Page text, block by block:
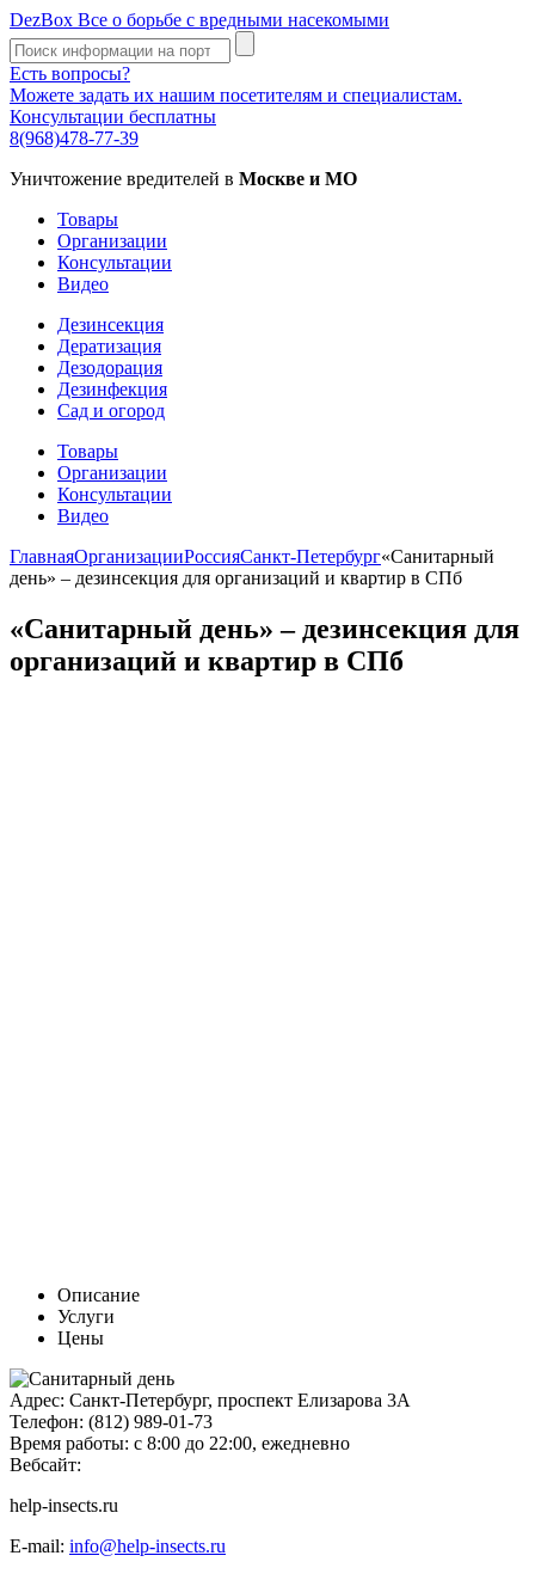
DezBox Все о борьбе с вредными насекомыми
Есть вопросы?
Можете задать их нашим посетителям и специалистам.
Консультации бесплатны
8(968)478-77-39
Уничтожение вредителей в Москве и МО
Товары
Организации
Консультации
Видео
Дезинсекция
Дератизация
Дезодорация
Дезинфекция
Сад и огород
Товары
Организации
Консультации
Видео
ГлавнаяОрганизацииРоссияСанкт-Петербург«Санитарный
день» – дезинсекция для организаций и квартир в СПб
«Санитарный день» – дезинсекция для
организаций и квартир в СПб
Описание
Услуги
Цены
Адрес: Санкт-Петербург, проспект Елизарова 3А
Телефон: (812) 989-01-73
Время работы: с 8:00 до 22:00, ежедневно
Вебсайт:
help-insects.ru
E-mail: info@help-insects.ru